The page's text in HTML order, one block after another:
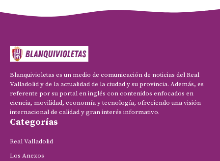
Blanquivioletas es un medio de comunicación de noticias del Real
Valladolid y de la actualidad de la ciudad y su provincia. Además, es
referente por su portal en inglés con contenidos enfocados en
ciencia, movilidad, economía y tecnología, ofreciendo una visión
internacional de calidad y gran interés informativo.
Categorías
Real Valladolid
Los Anexos